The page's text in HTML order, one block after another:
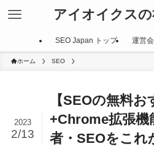
アイオイクス
SEO Japan トップ 運営
ホーム SEO
【SEOの無料
+Chrome拡張機
者・SEOをこれ
2023
2/13